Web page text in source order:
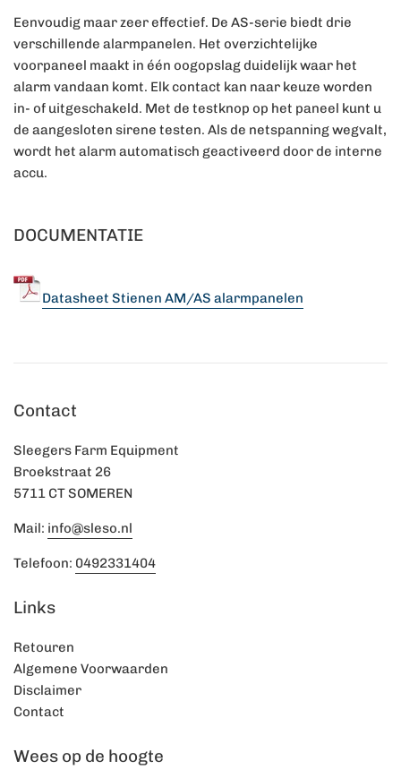
Eenvoudig maar zeer effectief. De AS-serie biedt drie
verschillende alarmpanelen. Het overzichtelijke
voorpaneel maakt in één oogopslag duidelijk waar het
alarm vandaan komt. Elk contact kan naar keuze worden
in- of uitgeschakeld. Met de testknop op het paneel kunt u
de aangesloten sirene testen. Als de netspanning wegvalt,
wordt het alarm automatisch geactiveerd door de interne
accu.
DOCUMENTATIE
Datasheet Stienen AM/AS alarmpanelen
Contact
Sleegers Farm Equipment
Broekstraat 26
5711 CT SOMEREN
Mail: info@sleso.nl
Telefoon: 0492331404
Links
Retouren
Algemene Voorwaarden
Disclaimer
Contact
Wees op de hoogte